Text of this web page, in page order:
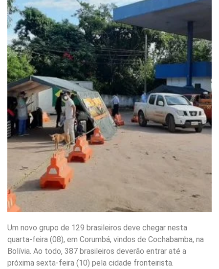
Um novo grupo de 129 brasileiros deve chegar nesta
quarta-feira (08), em Corumbá, vindos de Cochabamba, na
Bolívia. Ao todo, 387 brasileiros deverão entrar até a
próxima sexta-feira (10) pela cidade fronteirista.